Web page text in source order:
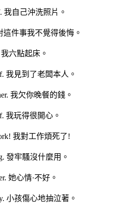
我自己沖洗照片。
這件事我不覺得後悔。
我六點起床。
我見到了老闆本人。
我欠你晚餐的錢。
我玩得很開心。
我對工作煩死了!
發牢騷沒什麼用。
她心情·不好。
小孩傷心地抽泣著。